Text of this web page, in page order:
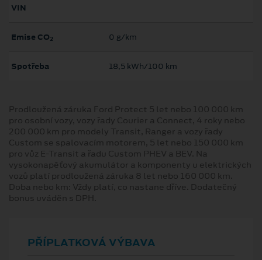
VIN
Emise CO2 0 g/km
Spotřeba 18,5 kWh/100 km
Prodloužená záruka Ford Protect 5 let nebo 100 000 km
pro osobní vozy, vozy řady Courier a Connect, 4 roky nebo
200 000 km pro modely Transit, Ranger a vozy řady
Custom se spalovacím motorem, 5 let nebo 150 000 km
pro vůz E-Transit a řadu Custom PHEV a BEV. Na
vysokonapěťový akumulátor a komponenty u elektrických
vozů platí prodloužená záruka 8 let nebo 160 000 km.
Doba nebo km: Vždy platí, co nastane dříve. Dodatečný
bonus uváděn s DPH.
PŘÍPLATKOVÁ VÝBAVA